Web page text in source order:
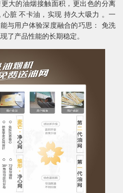
大的油烟接触面积，更出色的分离
脏 不卡油，实现 持久大吸力 。一
与用户体验深度融合的巧思： 免洗
了产品性能的长期稳定。